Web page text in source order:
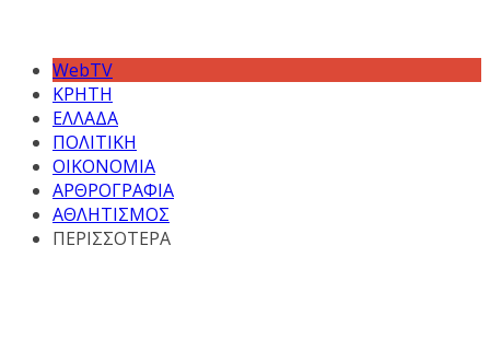
WebTV
ΚΡΗΤΗ
ΕΛΛΑΔΑ
ΠΟΛΙΤΙΚΗ
ΟΙΚΟΝΟΜΙΑ
ΑΡΘΡΟΓΡΑΦΙΑ
ΑΘΛΗΤΙΣΜΟΣ
ΠΕΡΙΣΣΟΤΕΡΑ